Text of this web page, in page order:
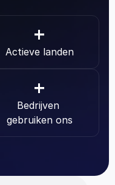
+
Actieve landen
+
Bedrijven
gebruiken ons